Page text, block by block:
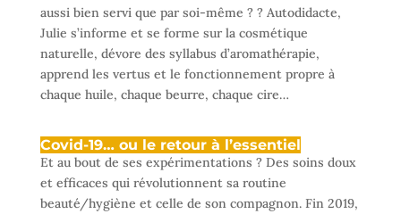
aussi bien servi que par soi-même ? ? Autodidacte,
Julie s’informe et se forme sur la cosmétique
naturelle, dévore des syllabus d’aromathérapie,
apprend les vertus et le fonctionnement propre à
chaque huile, chaque beurre, chaque cire…
Covid-19… ou le retour à l’essentiel
Et au bout de ses expérimentations ? Des soins doux
et efficaces qui révolutionnent sa routine
beauté/hygiène et celle de son compagnon. Fin 2019,